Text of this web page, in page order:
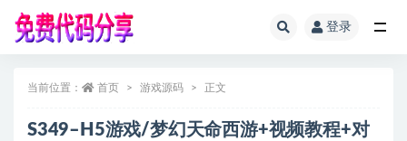
登录
当前位置： 首页 游戏源码 正文
S349–H5游戏/梦幻天命西游+视频教程+对